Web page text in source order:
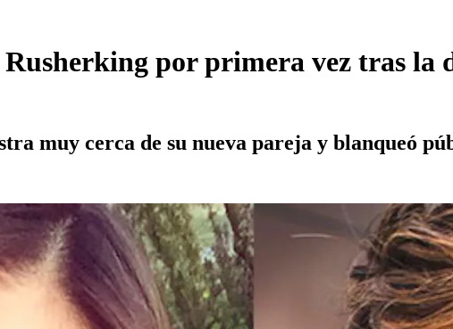
por primera vez tras la
muy cerca de su nueva pareja y blanqueó